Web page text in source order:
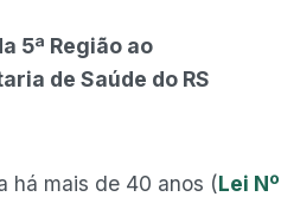
5ª Região ao
de Saúde do RS
há mais de 40 anos (Lei Nº